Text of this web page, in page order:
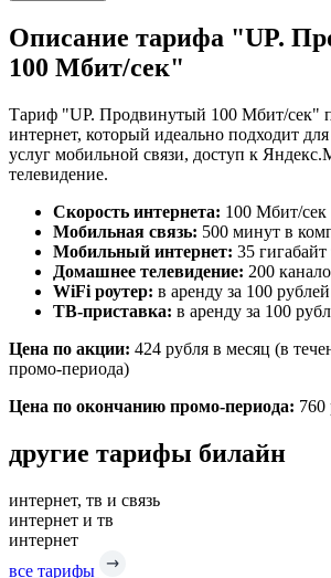
Описание тарифа "UP.
100 Мбит/сек"
Тариф "UP. Продвинутый 100 Мбит/сек"
интернет, который идеально подходит
услуг мобильной связи, доступ к
телевидение.
Скорость интернета: 100 Мбит/сек
Мобильная связь: 500 минут в
Мобильный интернет: 35
Домашнее телевидение: 200
WiFi роутер: в аренду за 100
ТВ-приставка: в аренду за 100
Цена по акции: 424 рубля в месяц (в
промо-периода)
Цена по окончанию промо-периода: 760
другие тарифы билайн
интернет, тв и связь
интернет и тв
интернет
все тарифы